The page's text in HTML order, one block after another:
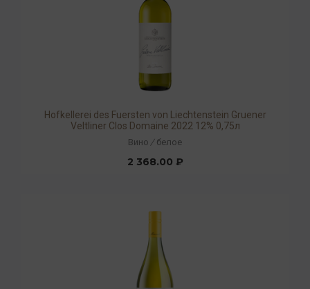
Hofkellerei des Fuersten von Liechtenstein Gruener
Veltliner Clos Domaine 2022 12% 0,75л
Вино / белое
2 368.00 ₽